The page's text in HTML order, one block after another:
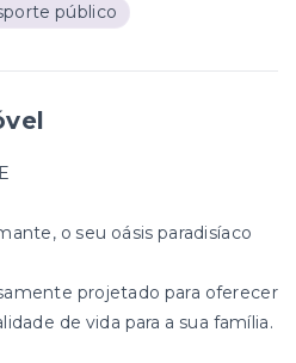
público
o seu oásis paradisíaco
projetado para oferecer
de vida para a sua família.